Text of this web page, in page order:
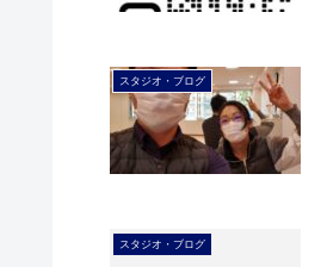
スタジオ・ブログ
スタジオ・ブログ